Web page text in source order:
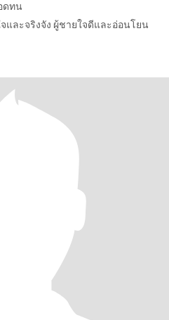
ดทน
และจริงจัง ผู้ชายใจดีและอ่อนโยน